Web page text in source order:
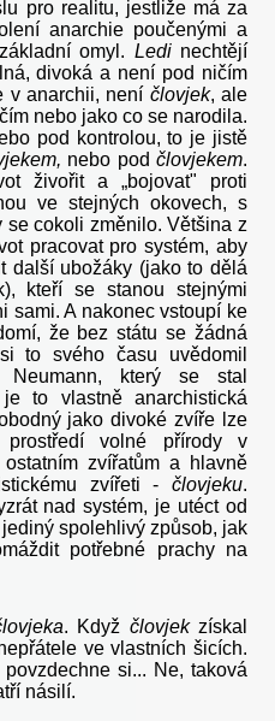
pro realitu, jestliže má za
anarchie poučenými a
omyl. Ledi nechtějí
divoká a není pod ničím
v anarchii, není človjek, ale
nebo jako co se narodila.
pod kontrolou, to je jistě
nebo pod človjekem.
živořit a „bojovat" proti
ve stejných okovech, s
cokoli změnilo. Většina z
pracovat pro systém, aby
další ubožáky (jako to dělá
kteří se stanou stejnými
sami. A nakonec vstoupí ke
že bez státu se žádná
to svého času uvědomil
který se stal
to vlastně anarchistická
jako divoké zvíře lze
volné přírody v
zvířatům a hlavně
zvířeti - človjeku.
nad systém, je utéct od
spolehlivý způsob, jak
potřebné prachy na
. Když človjekzískal
ve vlastních šicích.
si... Ne, taková
násilí.